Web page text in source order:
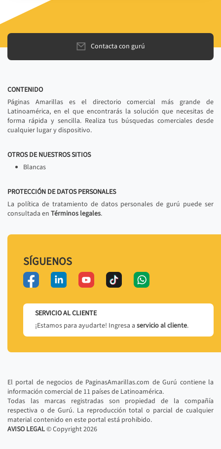
Contacta con gurú
CONTENIDO
Páginas Amarillas es el directorio comercial más grande de
Latinoamérica, en el que encontrarás la solución que necesitas de
forma rápida y sencilla. Realiza tus búsquedas comerciales desde
cualquier lugar y dispositivo.
OTROS DE NUESTROS SITIOS
Blancas
PROTECCIÓN DE DATOS PERSONALES
La política de tratamiento de datos personales de gurú puede ser
consultada en Términos legales.
SÍGUENOS
SERVICIO AL CLIENTE
¡Estamos para ayudarte! Ingresa a servicio al cliente.
El portal de negocios de PaginasAmarillas.com de Gurú contiene la
información comercial de 11 países de Latinoamérica.
Todas las marcas registradas son propiedad de la compañía
respectiva o de Gurú. La reproducción total o parcial de cualquier
material contenido en este portal está prohibido.
AVISO LEGAL© Copyright2026